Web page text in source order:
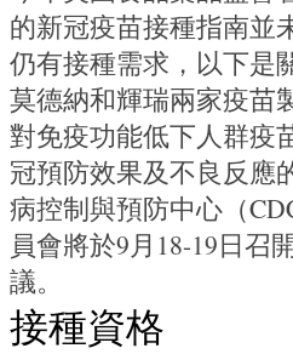
的新冠疫苗接種指南並
仍有接種需求，以下是
莫德納和輝瑞兩家疫苗
對免疫功能低下人群疫
冠預防效果及不良反應
病控制與預防中心（
員會將於9月18-19日召
議。
接種資格